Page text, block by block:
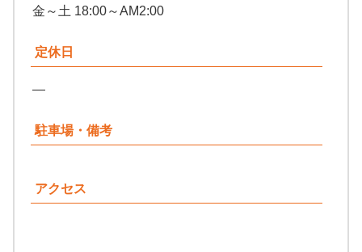
金～土 18:00～AM2:00
定休日
―
駐車場・備考
アクセス